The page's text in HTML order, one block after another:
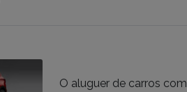
O aluguer de carros